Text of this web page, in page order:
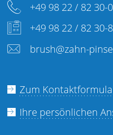
+49 98 22 / 82 30-0
+49 98 22 / 82 30-
brush@zahn-
Zum
Ihre persönlichen